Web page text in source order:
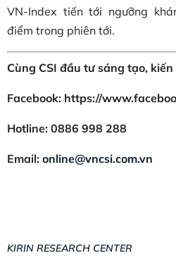
VN-Index tiến tới ngưỡng
điểm trong phiên tới.
Cùng CSI đầu tư sáng tạo,
Facebook: https://
Hotline: 0886 998 288
Email: online@vncsi.com.vn
KIRIN RESEARCH CENTER